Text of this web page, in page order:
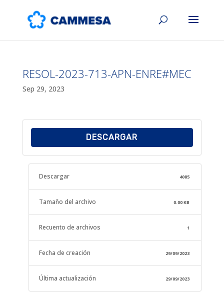
RESOL-2023-713-APN-ENRE#MEC
Sep 29, 2023
DESCARGAR
Descargar 4085
Tamaño del archivo 0.00 KB
Recuento de archivos 1
Fecha de creación 29/09/2023
Última actualización 29/09/2023